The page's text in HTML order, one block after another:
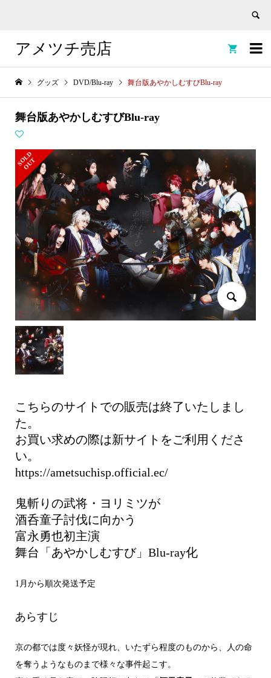

アメツチ売店 
グッズ DVD/Blu-ray 舞台版あやかしむすびBlu-ray
舞台版あやかしむすびBlu-ray
S
O
L
D
O
U
T
こちらのサイトでの販売は終了いたしまし
た。
お買い求めの際は新サイトをご利用くださ
い。
https://ametsuchisp.official.ec/
鬼斬りの武将・ヨリミツが
酒呑童子討伐に向かう
富永勇也初主演
舞台「あやかしむすび」Blu-ray化
1月から順次発送予定
あらすじ
京の都では度々妖怪が現れ、いたずら程度のものから、人の命
を奪うようなものまで様々な事件起こす。